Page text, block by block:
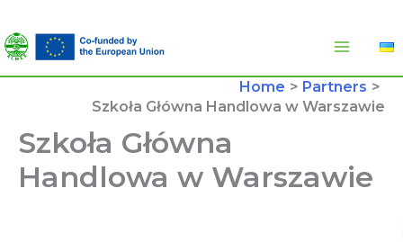
to
content
Home
Partners
Szkoła Główna Handlowa w Warszawie
Szkoła Główna
Handlowa w Warszawie